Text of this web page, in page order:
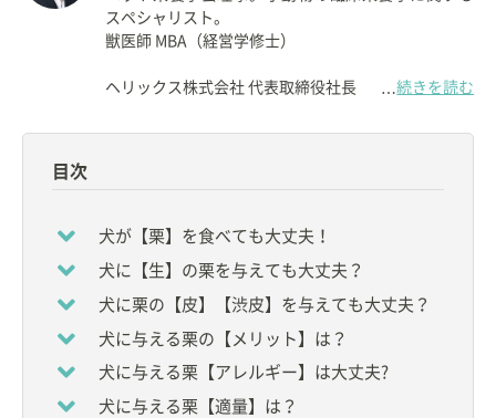
スペシャリスト。
獣医師 MBA（経営学修士）
ヘリックス株式会社 代表取締役社長
【資格】
◆ペット栄養学会理事
◆
一般社団法人ペットフード協会
行委員会 委員長
◆日本獣医生命科学大学
非常勤講師
など
…続きを読む
目次
犬が【栗】を食べても大丈夫！
犬に【生】の栗を与えても大丈夫？
犬に栗の【皮】【渋皮】を与えても大丈夫？
犬に与える栗の【メリット】は？
犬に与える栗【アレルギー】は大丈夫?
犬に与える栗【適量】は？